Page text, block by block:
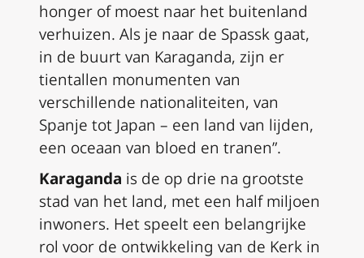
honger of moest naar het buitenland
verhuizen. Als je naar de Spassk gaat,
in de buurt van Karaganda, zijn er
tientallen monumenten van
verschillende nationaliteiten, van
Spanje tot Japan – een land van lijden,
een oceaan van bloed en tranen”.
Karaganda is de op drie na grootste
stad van het land, met een half miljoen
inwoners. Het speelt een belangrijke
rol voor de ontwikkeling van de Kerk in